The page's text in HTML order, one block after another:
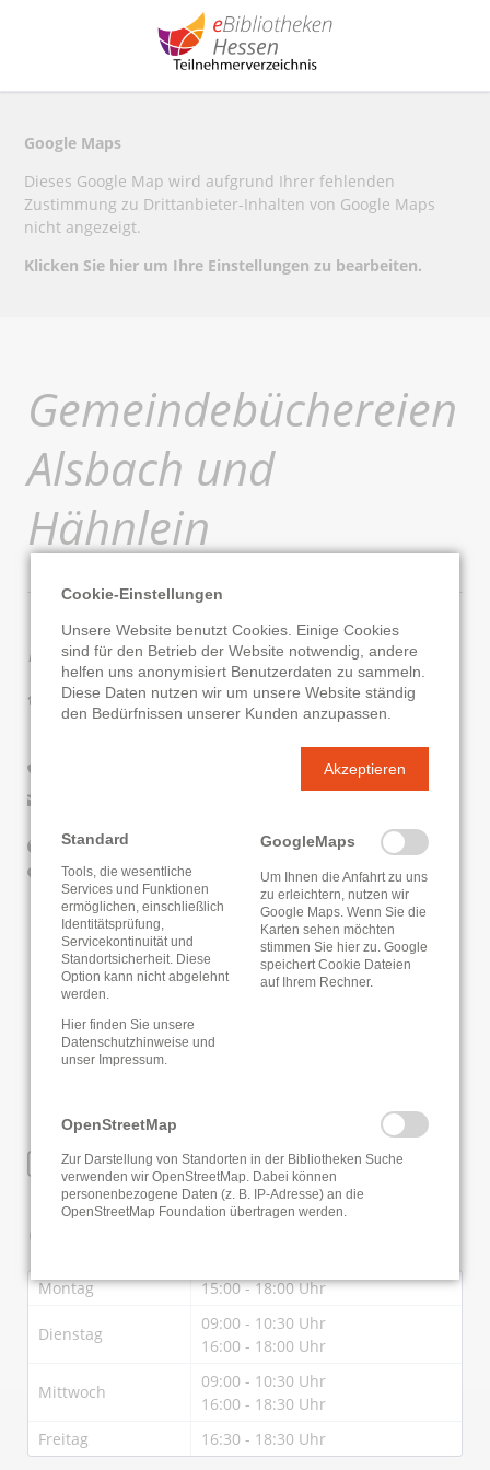
Google Maps
Dieses Google Map wird aufgrund Ihrer fehlenden
Zustimmung zu Drittanbieter-Inhalten von Google Maps
nicht angezeigt.
Klicken Sie hier um Ihre Einstellungen zu bearbeiten.
Gemeindebüchereien
Alsbach und
Hähnlein
Kontaktdaten
Gemeindebüchereien Alsbach und Hähnlein
Hauptstraße 26-28
Website
Google Routenplaner
KATALOG ONLEIHE
WLAN
Öffnungszeiten
Montag 15:00 - 18:00 Uhr
Dienstag
09:00 - 10:30 Uhr
16:00 - 18:00 Uhr
Mittwoch
09:00 - 10:30 Uhr
16:00 - 18:30 Uhr
Freitag
16:30 - 18:30 Uhr
Cookie-Einstellungen
Unsere Website benutzt Cookies. Einige Cookies
sind für den Betrieb der Website notwendig, andere
helfen uns anonymisiert Benutzerdaten zu sammeln.
Diese Daten nutzen wir um unsere Website ständig
den Bedürfnissen unserer Kunden anzupassen.
Akzeptieren
Standard
Tools, die wesentliche
Services und Funktionen
ermöglichen, einschließlich
Identitätsprüfung,
Servicekontinuität und
Standortsicherheit. Diese
Option kann nicht abgelehnt
werden.
Hier finden Sie unsere
Datenschutzhinweise und
unser Impressum
GoogleMaps
Um Ihnen die Anfahrt zu uns
zu erleichtern, nutzen wir
Google Maps. Wenn Sie die
Karten sehen möchten
stimmen Sie hier zu. Google
speichert Cookie Dateien
auf Ihrem Rechner.
OpenStreetMap
Zur Darstellung von Standorten in der Bibliotheken Suche
verwenden wir OpenStreetMap. Dabei können
personenbezogene Daten (z. B. IP-Adresse) an die
OpenStreetMap Foundation übertragen werden.